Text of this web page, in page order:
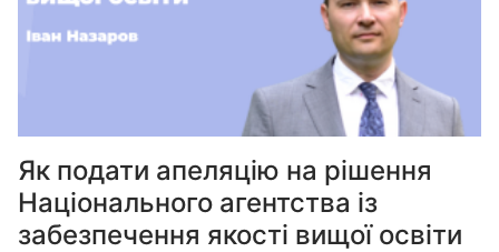
Як подати апеляцію на рішення
Національного агентства із
забезпечення якості вищої освіти